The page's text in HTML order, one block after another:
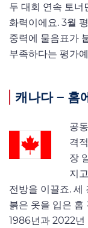
두 대회 연속 토너
화력이에요. 3월
중력에 물음표가
부족하다는 평가
캐나다 – 홈
공
격
장
지
전방을 이끌죠. 세
붉은 옷을 입은 홈
1986년과 2022년